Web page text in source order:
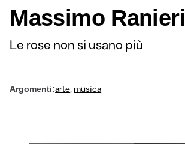
Massimo Ranieri
Le rose non si usano più
Argomenti:arte,musica